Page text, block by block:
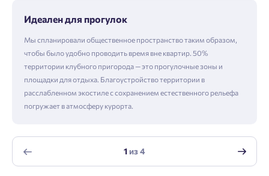
Идеален для прогулок
Мы спланировали общественное пространство таким образом,
чтобы было удобно проводить время вне квартир. 50%
территории клубного пригорода — это прогулочные зоны и
площадки для отдыха. Благоустройство территории в
расслабленном экостиле с сохранением естественного рельефа
погружает в атмосферу курорта.
1из4